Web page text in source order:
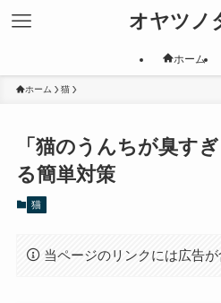
オヤツノ
ホーム
ホーム 猫
「猫のうんちが臭す
る簡単対策
猫
当ページのリンクには広告が